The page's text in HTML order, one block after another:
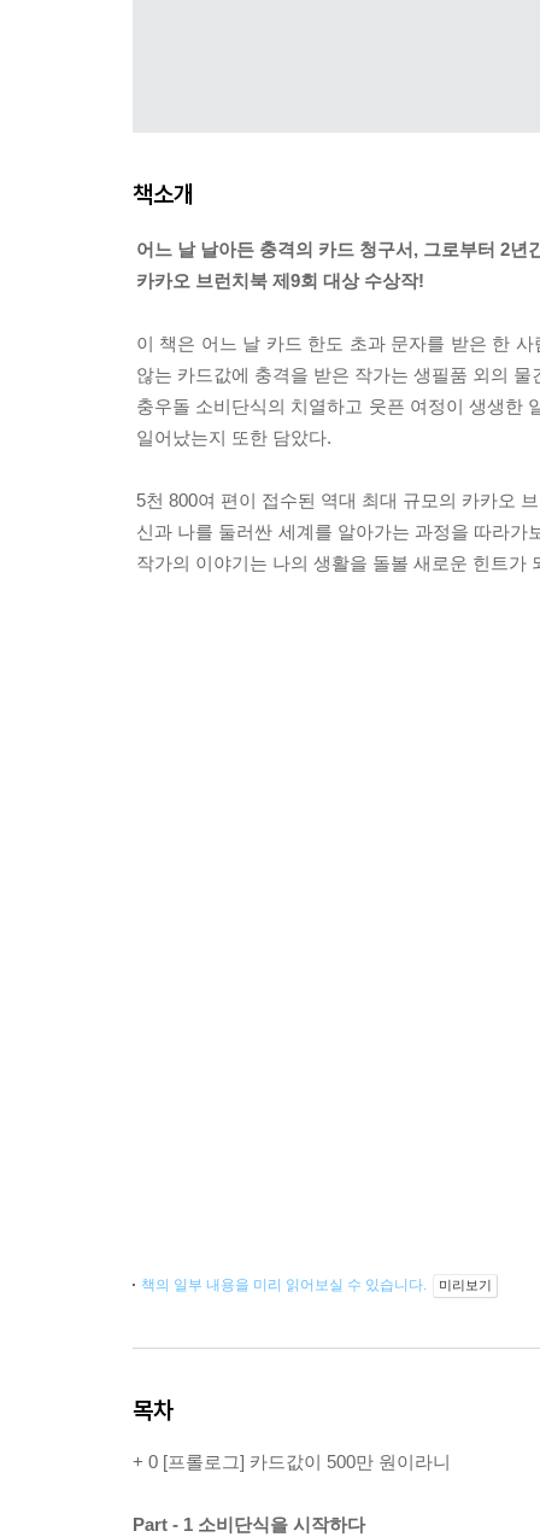
책소개
어느 날 날아든 충격의 카드 청구서, 그로부터 2년
카카오 브런치북 제9회 대상 수상작!
이 책은 어느 날 카드 한도 초과 문자를 받은 한
않는 카드값에 충격을 받은 작가는 생필품 외의
충우돌 소비단식의 치열하고 웃픈 여정이 생생한
일어났는지 또한 담았다.
5천 800여 편이 접수된 역대 최대 규모의 카카오
신과 나를 둘러싼 세계를 알아가는 과정을 따라
작가의 이야기는 나의 생활을 돌볼 새로운 힌트가
책의 일부 내용을 미리 읽어보실 수 있습니다. 미리보기
목차
+ 0 [프롤로그] 카드값이 500만 원이라니
Part - 1 소비단식을 시작하다